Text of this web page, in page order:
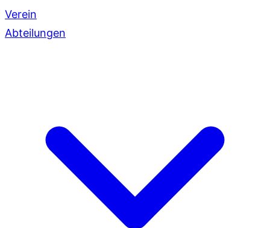
Verein
Abteilungen